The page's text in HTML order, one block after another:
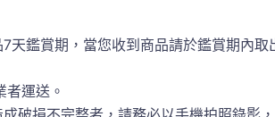
鑑賞期，當您收到商品請於鑑賞期內
運送。